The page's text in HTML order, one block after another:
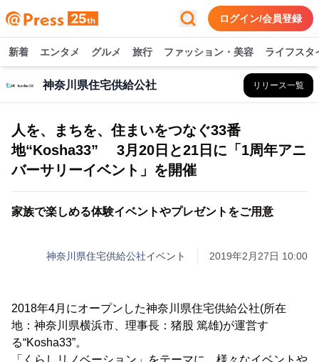
ログイン/会員登録
新着 エンタメ グルメ 旅行 ファッション・美容 ライフスタ
神奈川県住宅供給公社 リリース一覧
人を、まちを、住まいをつなぐ33番
地“Kosha33” 3月20日と21日に「1周年アニ
バーサリーイベント」を開催
家族で楽しめる体験イベントやプレゼントをご用意
神奈川県住宅供給公社イベント 2019年2月27日 10:00
2018年4月にオープンした神奈川県住宅供給公社(所在
地：神奈川県横浜市、理事長：猪股 篤雄)が運営す
る“Kosha33”。
「くらしリノベーション」をテーマに、様々なイベントや